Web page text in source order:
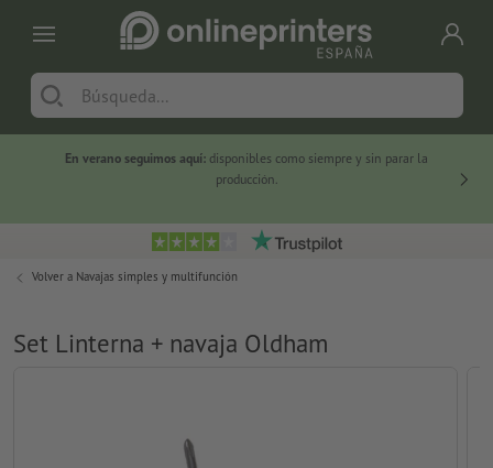
En verano seguimos aquí: disponibles como siempre y sin parar la
producción.
Volver a Navajas simples y multifunción
Set Linterna + navaja Oldham